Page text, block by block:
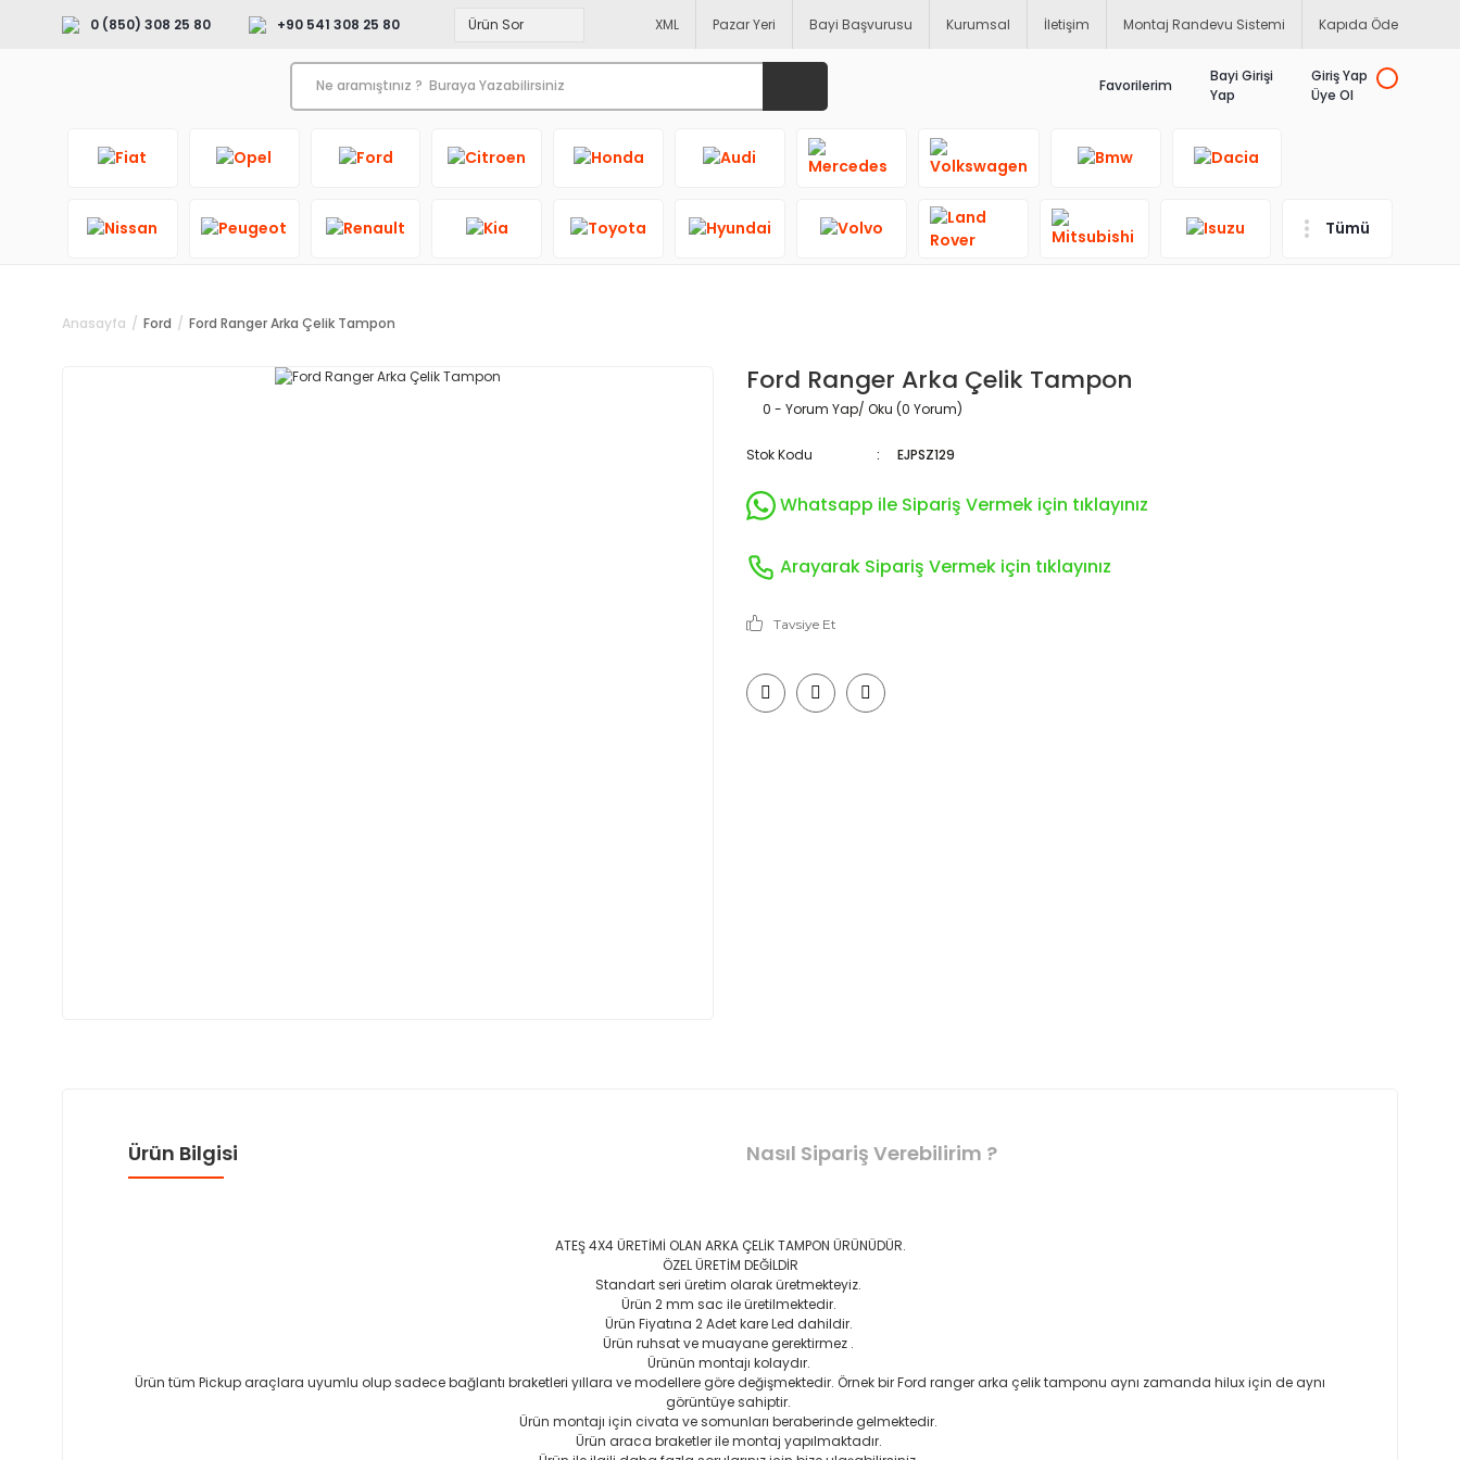
0 (850) 308 25 80 +90 541 308 25 80 XML Pazar Yeri Bayi Başvurusu Kurumsal İletişim Montaj Randevu Sistemi Kapıda Öde
Favorilerim
Bayi Girişi
Yap
Giriş Yap
Üye Ol
Tümü
Anasayfa Ford Ford Ranger Arka Çelik Tampon
Ford Ranger Arka Çelik Tampon
0 - Yorum Yap/ Oku (0 Yorum)
Stok Kodu EJPSZ129
Whatsapp ile Sipariş Vermek için tıklayınız
Arayarak Sipariş Vermek için tıklayınız
Tavsiye Et
Ürün Bilgisi Nasıl Sipariş Verebilirim ?
ATEŞ 4X4 ÜRETİMİ OLAN ARKA ÇELİK TAMPON ÜRÜNÜDÜR.
ÖZEL ÜRETİM DEĞİLDİR
Standart seri üretim olarak üretmekteyiz.
Ürün 2 mm sac ile üretilmektedir.
Ürün Fiyatına 2 Adet kare Led dahildir.
Ürün ruhsat ve muayane gerektirmez .
Ürünün montajı kolaydır.
Ürün tüm Pickup araçlara uyumlu olup sadece bağlantı braketleri yıllara ve modellere göre değişmektedir. Örnek bir Ford ranger arka çelik tamponu aynı zamanda hilux için de aynı
görüntüye sahiptir.
Ürün montajı için civata ve somunları beraberinde gelmektedir.
Ürün araca braketler ile montaj yapılmaktadır.